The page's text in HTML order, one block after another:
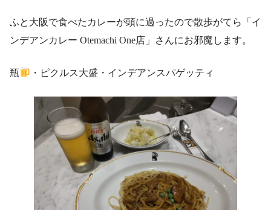
ふと大阪で食べたカレーが頭に過ったので散歩がてら「イ
ンデアンカレー Otemachi One店」さんにお邪魔します。
瓶 ・ピクルス大盛・インデアンスパゲッティ